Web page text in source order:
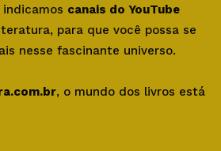
canais do YouTube
para que você possa se
nesse fascinante universo.
, o mundo dos livros está